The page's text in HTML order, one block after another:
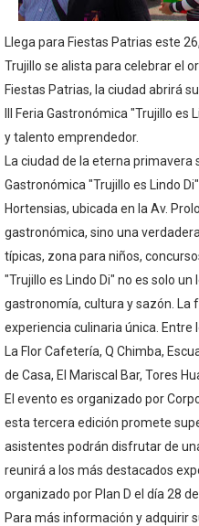
Caja Arequipa
Tres de cada
OSIPTEL:
GEANMARCO
Llega para Fiestas Patrias este
Trujillo se alista para celebrar el
Fiestas Patrias, la ciudad abrirá
III Feria Gastronómica "Trujillo
y talento emprendedor.
La ciudad de la eterna
Gastronómica "Trujillo es Lindo
Hortensias, ubicada en la Av.
gastronómica, sino una
típicas, zona para niños,
"Trujillo es Lindo Di" no es solo
gastronomía, cultura y sazón. La
experiencia culinaria única.
La Flor Cafetería, Q Chimba,
de Casa, El Mariscal Bar, Tores
El evento es organizado por
esta tercera edición promete
asistentes podrán disfrutar de
reunirá a los más destacados
organizado por Plan D el día 28 de
Para más información y adquirir